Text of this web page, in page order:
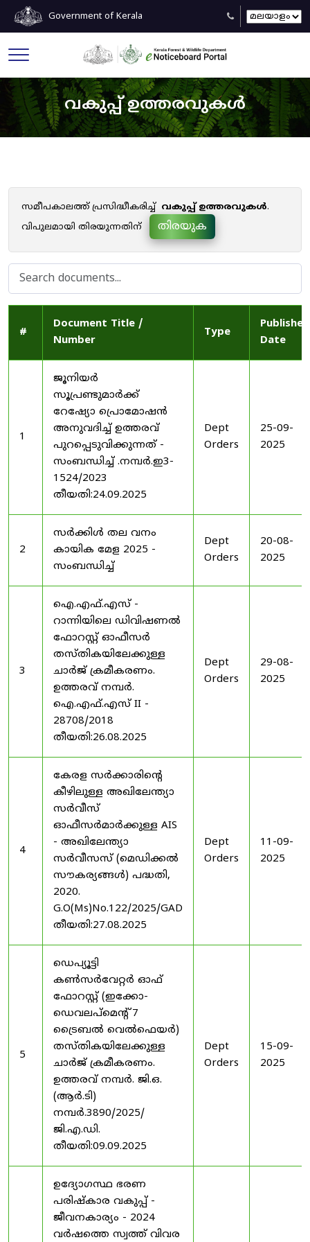
Government of Kerala
വകുപ്പ് ഉത്തരവുകൾ
സമീപകാലത്ത് പ്രസിദ്ധീകരിച്ച് വകുപ്പ് ഉത്തരവുകൾ.
വിപുലമായി തിരയുന്നതിന്
തിരയുക
#
Document Title /
Number
Type
Published
Date
1
ജൂനിയർ
സൂപ്രണ്ടുമാർക്ക്
റേഷ്യോ പ്രൊമോഷൻ
അനുവദിച്ച് ഉത്തരവ്
പുറപ്പെടുവിക്കുന്നത് -
സംബന്ധിച്ച് .നമ്പർ.ഇ3-
1524/2023
തീയതി:24.09.2025
Dept
Orders
25-09-
2025
2
സർക്കിൾ തല വനം
കായിക മേള 2025 -
സംബന്ധിച്ച്
Dept
Orders
20-08-
2025
3
ഐ.എഫ്.എസ് -
റാന്നിയിലെ ഡിവിഷണൽ
ഫോറസ്റ്റ് ഓഫീസർ
തസ്തികയിലേക്കുള്ള
ചാർജ് ക്രമീകരണം.
ഉത്തരവ് നമ്പർ.
ഐ.എഫ്.എസ് II -
28708/2018
തീയതി:26.08.2025
Dept
Orders
29-08-
2025
4
കേരള സർക്കാരിന്റെ
കീഴിലുള്ള അഖിലേന്ത്യാ
സർവീസ്
ഓഫീസർമാർക്കുള്ള AIS
- അഖിലേന്ത്യാ
സർവീസസ് (മെഡിക്കൽ
സൗകര്യങ്ങൾ) പദ്ധതി,
2020.
G.O(Ms)No.122/2025/GAD
തീയതി:27.08.2025
Dept
Orders
11-09-
2025
5
ഡെപ്യൂട്ടി
കൺസർവേറ്റർ ഓഫ്
ഫോറസ്റ്റ് (ഇക്കോ-
ഡെവലപ്മെന്റ് 7
ട്രൈബൽ വെൽഫെയർ)
തസ്തികയിലേക്കുള്ള
ചാർജ് ക്രമീകരണം.
ഉത്തരവ് നമ്പർ. ജി.ഒ.
(ആർ.ടി)
നമ്പർ.3890/2025/
ജി.എ.ഡി.
തീയതി:09.09.2025
Dept
Orders
15-09-
2025
ഉദ്യോഗസ്ഥ ഭരണ
പരിഷ്കാര വകുപ്പ് -
ജീവനകാര്യം - 2024
വർഷത്തെ സ്വത്ത് വിവര